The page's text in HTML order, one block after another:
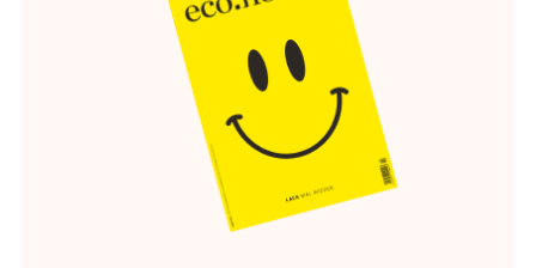
Rückenwind für Anleger
Chancen auf ein ertragreiches Jahr.